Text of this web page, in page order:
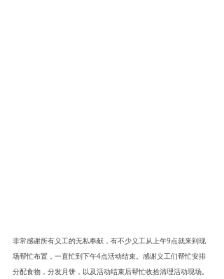
非常感谢所有义工的无私奉献，有不少义工从上午9点就来到现
场帮忙布置，一直忙到下午4点活动结束。感谢义工们帮忙安排
分配食物，分发月饼，以及活动结束后帮忙收拾清理活动现场。